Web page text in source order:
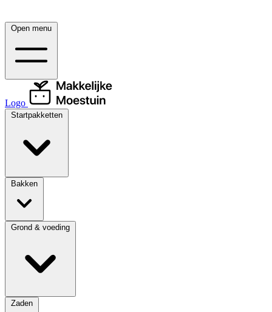
Open menu
Logo
Startpakketten
Bakken
Grond & voeding
Zaden